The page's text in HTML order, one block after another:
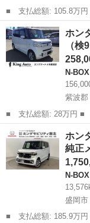
■ 支払総額: 105.8万円 ■ 車両本体価格： 950,000 円 ■ メーカー
名： ホンダ ■ 車種
ボＬパッケージ 純正
スライドド...
岩手 盛岡市 N-
ホン
（検
N-BOX
紫波郡
■ 支払総額: 28万円 ■ 車両本体価格： 258,000 円 ■ メーカー
名： ホンダ ■ 車種
ッケージ ４ＷＤ ■
ョ...
岩手 N-
ホン
純正
N-BOX
盛岡市
■ 支払総額: 185.9万円 ■ 車両本体価格： 1,750,000 円 ■ メーカ